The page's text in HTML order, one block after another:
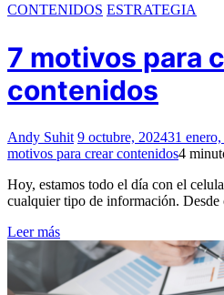
CONTENIDOS ESTRATEGIA
7 motivos para
contenidos
Andy Suhit 9 octubre, 202431
motivos para crear contenidos4
Hoy, estamos todo el día con el
cualquier tipo de información.
Leer más